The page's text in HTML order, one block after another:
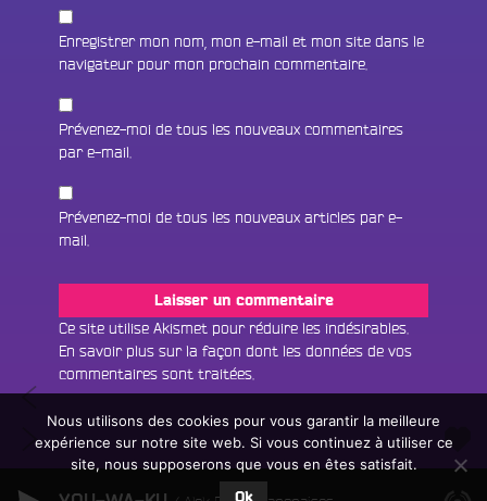
Enregistrer mon nom, mon e-mail et mon site dans le
navigateur pour mon prochain commentaire.
Prévenez-moi de tous les nouveaux commentaires
par e-mail.
Prévenez-moi de tous les nouveaux articles par e-
mail.
Ce site utilise Akismet pour réduire les indésirables.
En savoir plus sur la façon dont les données de vos
commentaires sont traitées.
Navigation
l’article
Poésie
à
l’honneur
Ibrahim
un
Écouter le direct
Tous les programmes
Nous utilisons des cookies pour vous garantir la meilleure
expérience sur notre site web. Si vous continuez à utiliser ce
site, nous supposerons que vous en êtes satisfait.